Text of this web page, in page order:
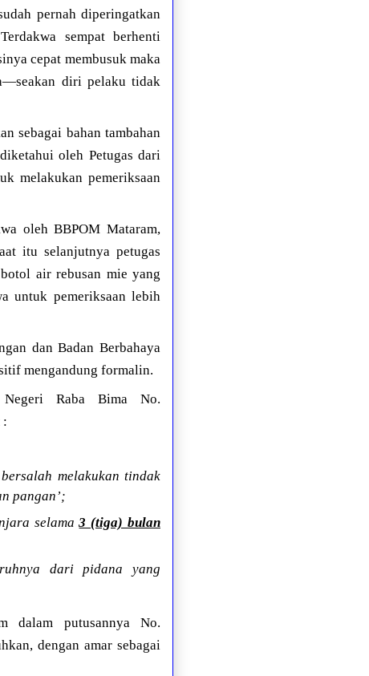
pernah diperingatkan
sempat berhenti
cepat membusuk maka
diri pelaku tidak
sebagai bahan tambahan
oleh Petugas dari
melakukan pemeriksaan
oleh BBPOM Mataram,
itu selanjutnya petugas
air rebusan mie yang
untuk pemeriksaan lebih
dan Badan Berbahaya
mengandung formalin.
Negeri Raba Bima No.
:
melakukan tindak
pangan’;
selama3 (tiga) bulan
dari pidana yang
dalam putusannya No.
dengan amar sebagai